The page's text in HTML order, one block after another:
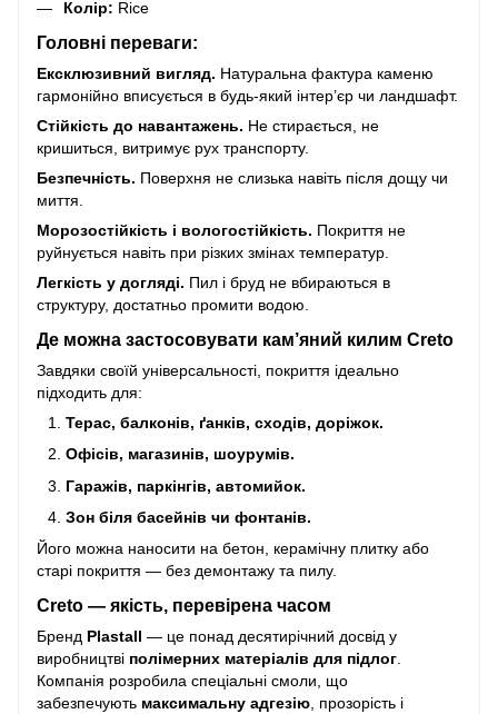
Колір: Rice
Головні переваги:
Ексклюзивний вигляд. Натуральна фактура каменю
гармонійно вписується в будь-який інтер’єр чи ландшафт.
Стійкість до навантажень. Не стирається, не
кришиться, витримує рух транспорту.
Безпечність. Поверхня не слизька навіть після дощу чи
миття.
Морозостійкість і вологостійкість. Покриття не
руйнується навіть при різких змінах температур.
Легкість у догляді. Пил і бруд не вбираються в
структуру, достатньо промити водою.
Де можна застосовувати кам’яний килим Creto
Завдяки своїй універсальності, покриття ідеально
підходить для:
Терас, балконів, ґанків, сходів, доріжок.
Офісів, магазинів, шоурумів.
Гаражів, паркінгів, автомийок.
Зон біля басейнів чи фонтанів.
Його можна наносити на бетон, керамічну плитку або
старі покриття — без демонтажу та пилу.
Creto — якість, перевірена часом
Бренд Plastall — це понад десятирічний досвід у
виробництві полімерних матеріалів для підлог
Компанія розробила спеціальні смоли, що
забезпечують максимальну адгезію , прозорість і